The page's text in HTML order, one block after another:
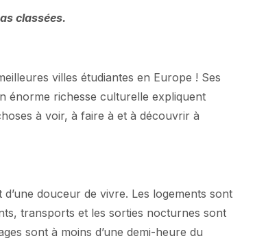
classées.
villes étudiantes en Europe ! Ses
énorme richesse culturelle expliquent
à voir, à faire à et à découvrir à
douceur de vivre. Les logements sont
transports et les sorties nocturnes sont
sont à moins d’une demi-heure du